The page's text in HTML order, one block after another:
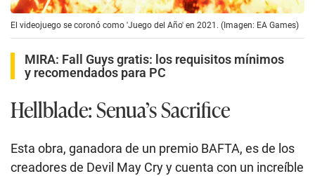
El videojuego se coronó como 'Juego del Año' en 2021. (Imagen: EA Games)
MIRA: Fall Guys gratis: los requisitos mínimos
y recomendados para PC
Hellblade: Senua’s Sacrifice
Esta obra, ganadora de un premio BAFTA, es de los
creadores de Devil May Cry y cuenta con un increíble